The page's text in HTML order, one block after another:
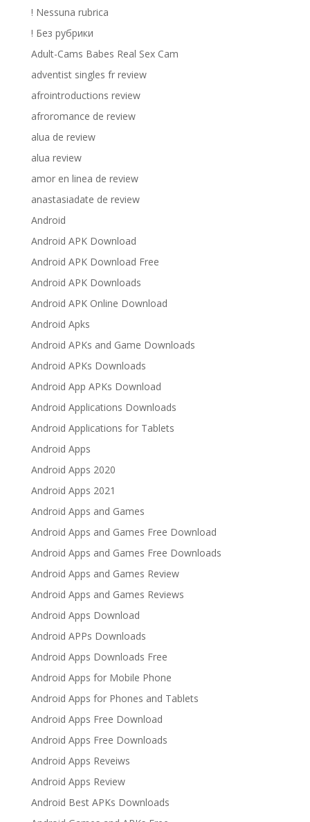
! Nessuna rubrica
! Без рубрики
Adult-Cams Babes Real Sex Cam
adventist singles fr review
afrointroductions review
afroromance de review
alua de review
alua review
amor en linea de review
anastasiadate de review
Android
Android APK Download
Android APK Download Free
Android APK Downloads
Android APK Online Download
Android Apks
Android APKs and Game Downloads
Android APKs Downloads
Android App APKs Download
Android Applications Downloads
Android Applications for Tablets
Android Apps
Android Apps 2020
Android Apps 2021
Android Apps and Games
Android Apps and Games Free Download
Android Apps and Games Free Downloads
Android Apps and Games Review
Android Apps and Games Reviews
Android Apps Download
Android APPs Downloads
Android Apps Downloads Free
Android Apps for Mobile Phone
Android Apps for Phones and Tablets
Android Apps Free Download
Android Apps Free Downloads
Android Apps Reveiws
Android Apps Review
Android Best APKs Downloads